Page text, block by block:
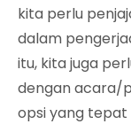
kita perlu
dalam
itu, kita juga
dengan acara/
opsi yang tepat